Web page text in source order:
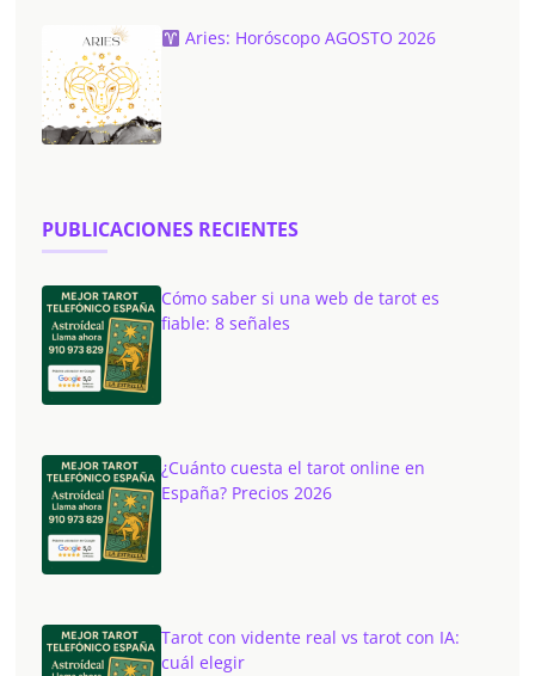
Aries: Horóscopo AGOSTO 2026
PUBLICACIONES RECIENTES
Cómo saber si una web de tarot es
fiable: 8 señales
¿Cuánto cuesta el tarot online en
España? Precios 2026
Tarot con vidente real vs tarot con IA:
cuál elegir